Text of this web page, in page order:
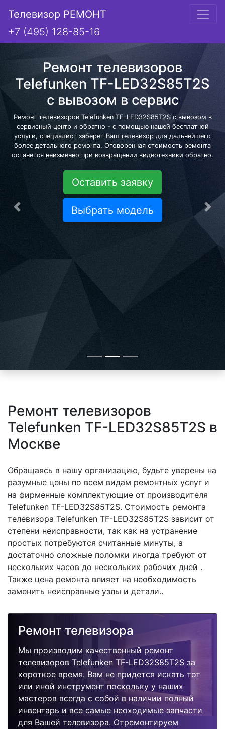
Телевизор РЕМОНТ
+7 (495) 128-85-16
Ремонт телевизоров
Telefunken TF-LED32S85T2S
с вывозом в сервис
Ремонт телевизоров Telefunken TF-LED32S85T2S с вывозом в
сервисный центр и обратно - с помощью нашей бесплатной
услуги, специалист заберет Ваш телевизор для дальнейшего
более детального ремонта. Оговоренная стоимость ремонта
останется неизменно при возвращении видеотехники обратно.
Оставить заявку
Выбрать модель
Предыдущая
Ремонт телевизоров
Telefunken TF-LED32S85T2S в
Москве
Обращаясь в нашу организацию, будьте уверены на
разумные цены по всем видам ремонтных услуг и
на фирменные комплектующие от производителя
Telefunken TF-LED32S85T2S. Стоимость ремонта
телевизора Telefunken TF-LED32S85T2S зависит от
степени неисправности, так как на устранение
простых потребуются считанные минуты, а
достаточно сложные поломки иногда требуют от
нескольких часов до нескольких рабочих дней .
Также цена ремонта влияет на необходимость
заменить неисправные узлы и детали..
Ремонт телевизора
Мы производим качественный ремонт
телевизоров Telefunken TF-LED32S85T2S за
короткое время. Вам не придется искать тот
или иной инструмент поскольку у наших
мастеров всегда с собой в наличии полный
инвентарь и все самые неоходимые запчасти
для Вашей телевизора. Отремонтируем